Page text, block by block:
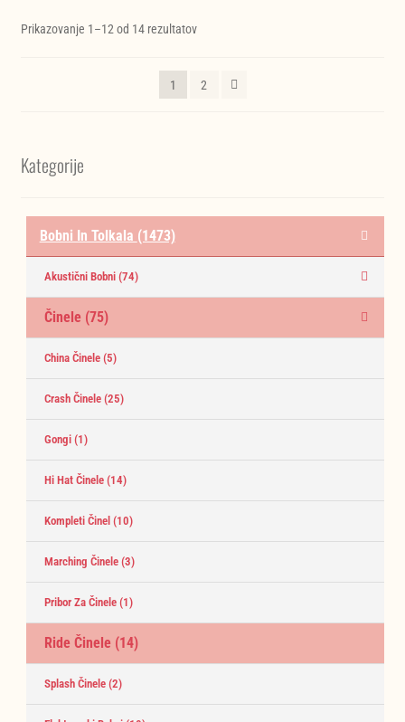
Prikazovanje 1–12 od 14 rezultatovRazvrščeno
od
1 2
Kategorije
Bobni In Tolkala (1473)
Akustični Bobni (74)
Činele (75)
China Činele (5)
Crash Činele (25)
Gongi (1)
Hi Hat Činele (14)
Kompleti Činel (10)
Marching Činele (3)
Pribor Za Činele (1)
Ride Činele (14)
Splash Činele (2)